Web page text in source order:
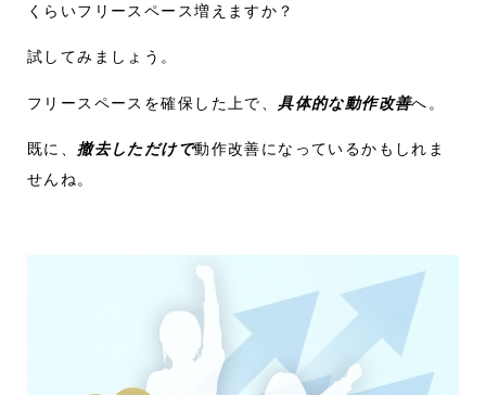
くらいフリースペース増えますか？
試してみましょう。
フリースペースを確保した上で、 具体的な動作改善へ。
既に、 撤去しただけで動作改善になっているかもしれま
せんね。